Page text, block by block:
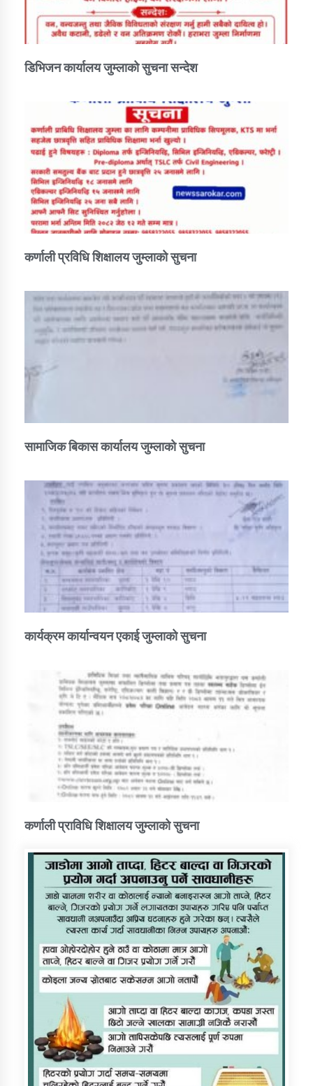
डिभिजन कार्यालय जुम्लाको सुचना सन्देश
कर्णाली प्रविधि शिक्षालय जुम्लाको सुचना
सामाजिक बिकास कार्यालय जुम्लाकाे सुचना
कार्यक्रम कार्यान्वयन एकाई जुम्लाको सुचना
कर्णाली प्राविधि शिक्षालय जुम्लाको सुचना